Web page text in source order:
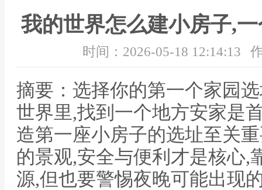
我的世界怎么建小房子,
时间：2026-05-18 12:14:13
摘要：选择你的第一个家园
世界里,找到一个地方安家是
造第一座小房子的选址至关
的景观,安全与便利才是核心,
源,但也要警惕夜晚可能出现